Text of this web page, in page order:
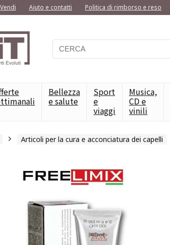
Vendi Aiuto e contatti Politica di rimborso e reso
Bellezza
e salute
Sport
e
viaggi
Musica,
CD e
vinili
Articoli per la cura e acconciatura dei capelli